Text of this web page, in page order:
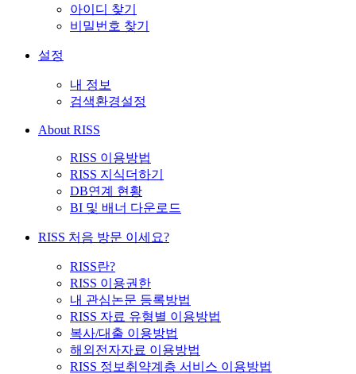
아이디 찾기
비밀번호 찾기
설정
내 정보
검색환경설정
About RISS
RISS 이용방법
RISS 지식더하기
DB연계 현황
BI 및 배너 다운로드
RISS 처음 방문 이세요?
RISS란?
RISS 이용권한
내 관심논문 등록방법
RISS 자료 유형별 이용방법
복사/대출 이용방법
해외전자자료 이용방법
RISS 정보취약계층 서비스 이용방법